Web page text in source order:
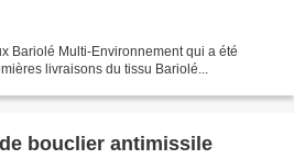
Bariolé Multi-Environnement qui a été
livraisons du tissu Bariolé...
bouclier antimissile